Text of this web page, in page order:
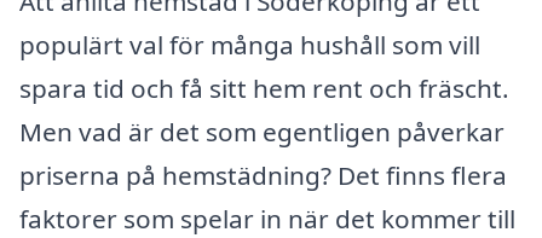
populärt val för många hushåll som vill
spara tid och få sitt hem rent och fräscht.
Men vad är det som egentligen påverkar
priserna på hemstädning? Det finns flera
faktorer som spelar in när det kommer till